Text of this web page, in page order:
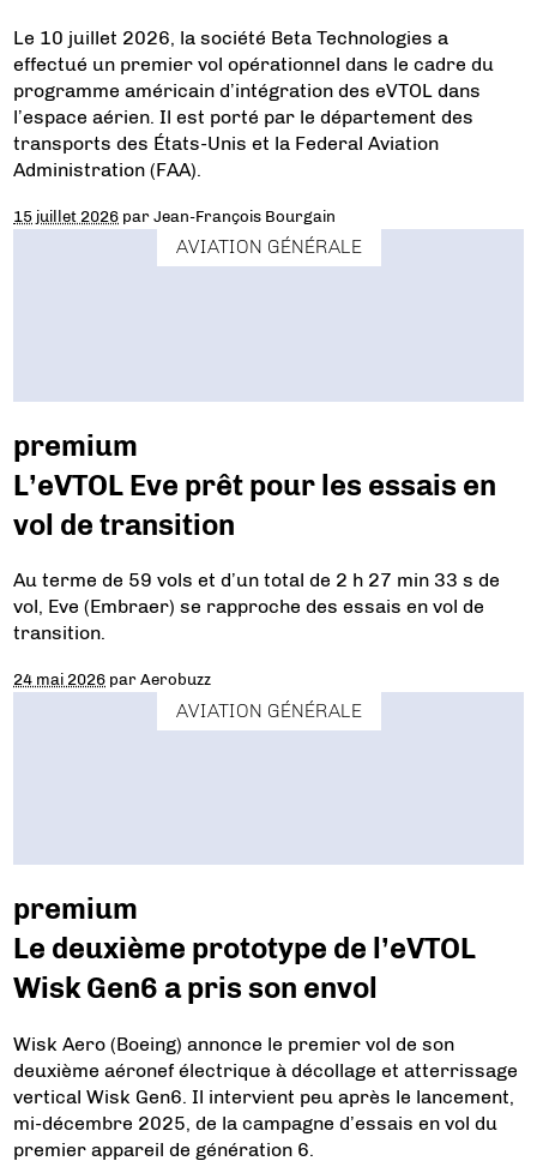
Le 10 juillet 2026, la société Beta Technologies a
effectué un premier vol opérationnel dans le cadre du
programme américain d’intégration des eVTOL dans
l’espace aérien. Il est porté par le département des
transports des États-Unis et la Federal Aviation
Administration (FAA).
15 juillet 2026 parJean-François Bourgain
AVIATION GÉNÉRALE
premium
L’eVTOL Eve prêt pour les essais en
vol de transition
Au terme de 59 vols et d’un total de 2 h 27 min 33 s de
vol, Eve (Embraer) se rapproche des essais en vol de
transition.
24 mai 2026 parAerobuzz
AVIATION GÉNÉRALE
premium
Le deuxième prototype de l’eVTOL
Wisk Gen6 a pris son envol
Wisk Aero (Boeing) annonce le premier vol de son
deuxième aéronef électrique à décollage et atterrissage
vertical Wisk Gen6. Il intervient peu après le lancement,
mi-décembre 2025, de la campagne d’essais en vol du
premier appareil de génération 6.